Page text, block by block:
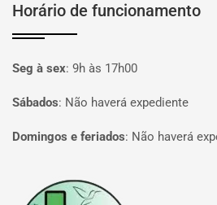
Horário de funcionamento
Seg à sex: 9h às 17h00
Sábados: Não haverá expediente
Domingos e feriados: Não haverá
Página inicial